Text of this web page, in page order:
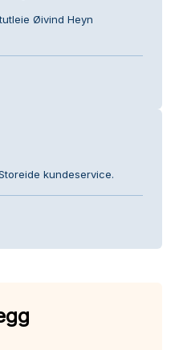
Øivind Heyn
kundeservice.